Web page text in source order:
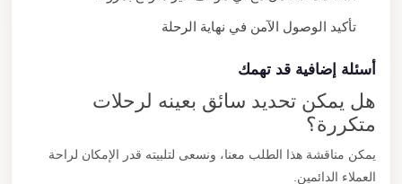
تأكيد الوصول الآمن في نهاية الرحلة
أسئلة إضافية قد تهمك
هل يمكن تحديد سائق بعينه لرحلات
متكررة؟
يمكن مناقشة هذا الطلب معنا، ونسعى لتلبيته قدر الإمكان لراحة
العملاء الدائمين.